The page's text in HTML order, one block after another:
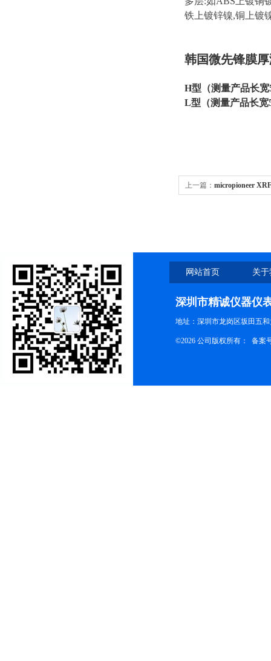
铁上镀锌镍,铜上镀
韩国微先锋膜
H型 （测量产品长
L型 （测量产品长
上一篇： micropioneer
网站首页 关
深圳市精诚仪器仪
地址：深圳市龙岗区坂田五
©2026 公司版权所有： 备案